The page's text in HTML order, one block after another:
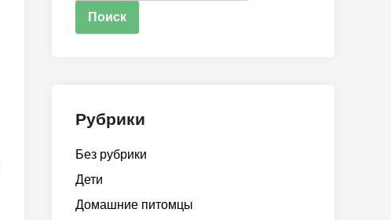
Рубрики
Без рубрики
Дети
Домашние питомцы